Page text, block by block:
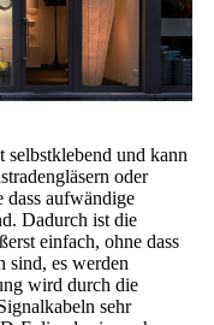
und kann
oder
dass aufwändige
Dadurch ist die
einfach, ohne dass
sind, es werden
wird durch die
sehr